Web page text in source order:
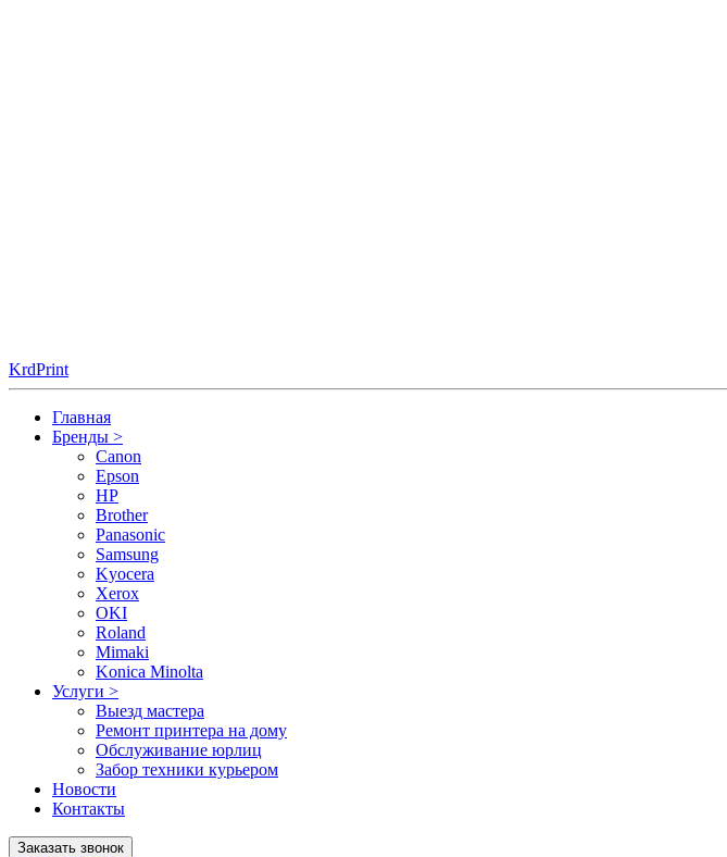
KrdPrint
Главная
Бренды >
Canon
Epson
HP
Brother
Panasonic
Samsung
Kyocera
Xerox
OKI
Roland
Mimaki
Konica Minolta
Услуги >
Выезд мастера
Ремонт принтера на дому
Обслуживание юрлиц
Забор техники курьером
Новости
Контакты
Заказать звонок